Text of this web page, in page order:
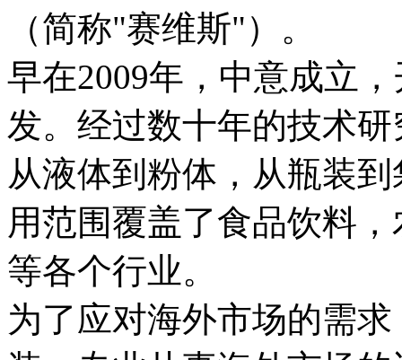
（简称"赛维斯"）。
早在2009年，中意成立
发。经过数十年的技术
从液体到粉体，从瓶装
用范围覆盖了食品饮料
等各个行业。
为了应对海外市场的需